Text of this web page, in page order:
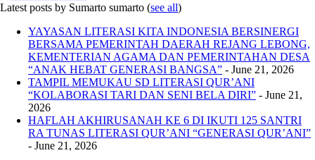
Latest posts by Sumarto sumarto (see all)
YAYASAN LITERASI KITA INDONESIA BERSINERGI
BERSAMA PEMERINTAH DAERAH REJANG LEBONG,
KEMENTERIAN AGAMA DAN PEMERINTAHAN DESA
“ANAK HEBAT GENERASI BANGSA” - June 21, 2026
TAMPIL MEMUKAU SD LITERASI QUR’ANI
“KOLABORASI TARI DAN SENI BELA DIRI” - June 21,
2026
HAFLAH AKHIRUSANAH KE 6 DI IKUTI 125 SANTRI
RA TUNAS LITERASI QUR’ANI “GENERASI QUR’ANI”
- June 21, 2026